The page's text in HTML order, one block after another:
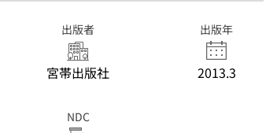
出版者
宮帯出版社
出版年
2013.3
NDC